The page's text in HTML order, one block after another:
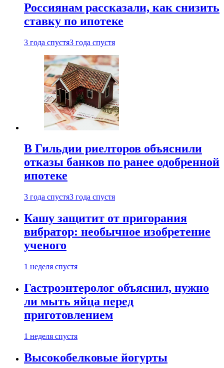
Россиянам рассказали, как снизить
ставку по ипотеке
3 года спустя3 года спустя
В Гильдии риелторов объяснили
отказы банков по ранее одобренной
ипотеке
3 года спустя3 года спустя
Кашу защитит от пригорания
вибратор: необычное изобретение
ученого
1 неделя спустя
Гастроэнтеролог объяснил, нужно
ли мыть яйца перед
приготовлением
1 неделя спустя
Высокобелковые йогурты